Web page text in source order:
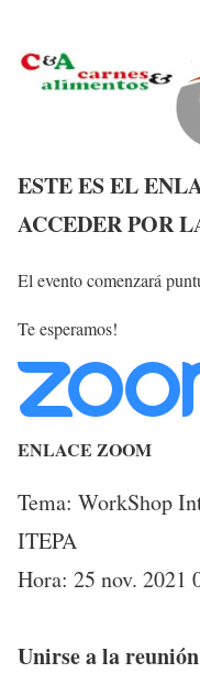
ESTE ES EL
ACCEDER POR
El evento comenzará
Te esperamos!
ENLACE ZOOM
Tema: WorkShop
ITEPA
Hora: 25 nov. 2021
Unirse a la